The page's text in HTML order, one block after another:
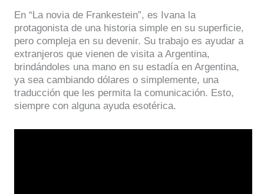
En “La novia de Frankestein”, es Ivana la
protagonista de una historia simple en su superficie,
pero compleja en su devenir. Su trabajo es ayudar a
extranjeros que vienen de visita a Argentina,
brindándoles una mano en su estadía en Argentina,
ya sea cambiando dólares o simplemente, una
traducción que les permita la comunicación. Esto,
siempre con alguna ayuda esotérica.